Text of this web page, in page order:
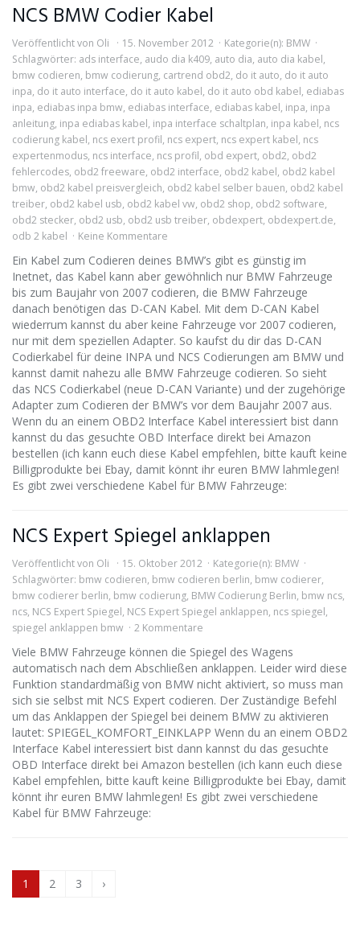
NCS BMW Codier Kabel
Veröffentlicht von Oli 15. November 2012 Kategorie(n): BMW
Schlagwörter: ads interface, audo dia k409, auto dia, auto dia kabel,
bmw codieren, bmw codierung, cartrend obd2, do it auto, do it auto
inpa, do it auto interface, do it auto kabel, do it auto obd kabel, ediabas
inpa, ediabas inpa bmw, ediabas interface, ediabas kabel, inpa, inpa
anleitung, inpa ediabas kabel, inpa interface schaltplan, inpa kabel, ncs
codierung kabel, ncs exert profil, ncs expert, ncs expert kabel, ncs
expertenmodus, ncs interface, ncs profil, obd expert, obd2, obd2
fehlercodes, obd2 freeware, obd2 interface, obd2 kabel, obd2 kabel
bmw, obd2 kabel preisvergleich, obd2 kabel selber bauen, obd2 kabel
treiber, obd2 kabel usb, obd2 kabel vw, obd2 shop, obd2 software,
obd2 stecker, obd2 usb, obd2 usb treiber, obdexpert, obdexpert.de,
odb 2 kabel
Keine Kommentare
Ein Kabel zum Codieren deines BMW’s gibt es günstig im
Inetnet, das Kabel kann aber gewöhnlich nur BMW Fahrzeuge
bis zum Baujahr von 2007 codieren, die BMW Fahrzeuge
danach benötigen das D-CAN Kabel. Mit dem D-CAN Kabel
wiederrum kannst du aber keine Fahrzeuge vor 2007 codieren,
nur mit dem speziellen Adapter. So kaufst du dir das D-CAN
Codierkabel für deine INPA und NCS Codierungen am BMW und
kannst damit nahezu alle BMW Fahrzeuge codieren. So sieht
das NCS Codierkabel (neue D-CAN Variante) und der zugehörige
Adapter zum Codieren der BMW’s vor dem Baujahr 2007 aus.
Wenn du an einem OBD2 Interface Kabel interessiert bist dann
kannst du das gesuchte OBD Interface direkt bei Amazon
bestellen (ich kann euch diese Kabel empfehlen, bitte kauft keine
Billigprodukte bei Ebay, damit könnt ihr euren BMW lahmlegen!
Es gibt zwei verschiedene Kabel für BMW Fahrzeuge:
NCS Expert Spiegel anklappen
Veröffentlicht von Oli 15. Oktober 2012 Kategorie(n): BMW
Schlagwörter: bmw codieren, bmw codieren berlin, bmw codierer,
bmw codierer berlin, bmw codierung, BMW Codierung Berlin, bmw ncs,
ncs, NCS Expert Spiegel, NCS Expert Spiegel anklappen, ncs spiegel,
spiegel anklappen bmw
2 Kommentare
Viele BMW Fahrzeuge können die Spiegel des Wagens
automatisch nach dem Abschließen anklappen. Leider wird diese
Funktion standardmäßig von BMW nicht aktiviert, so muss man
sich sie selbst mit NCS Expert codieren. Der Zuständige Befehl
um das Anklappen der Spiegel bei deinem BMW zu aktivieren
lautet: SPIEGEL_KOMFORT_EINKLAPP Wenn du an einem OBD2
Interface Kabel interessiert bist dann kannst du das gesuchte
OBD Interface direkt bei Amazon bestellen (ich kann euch diese
Kabel empfehlen, bitte kauft keine Billigprodukte bei Ebay, damit
könnt ihr euren BMW lahmlegen! Es gibt zwei verschiedene
Kabel für BMW Fahrzeuge:
1 2 3 ›